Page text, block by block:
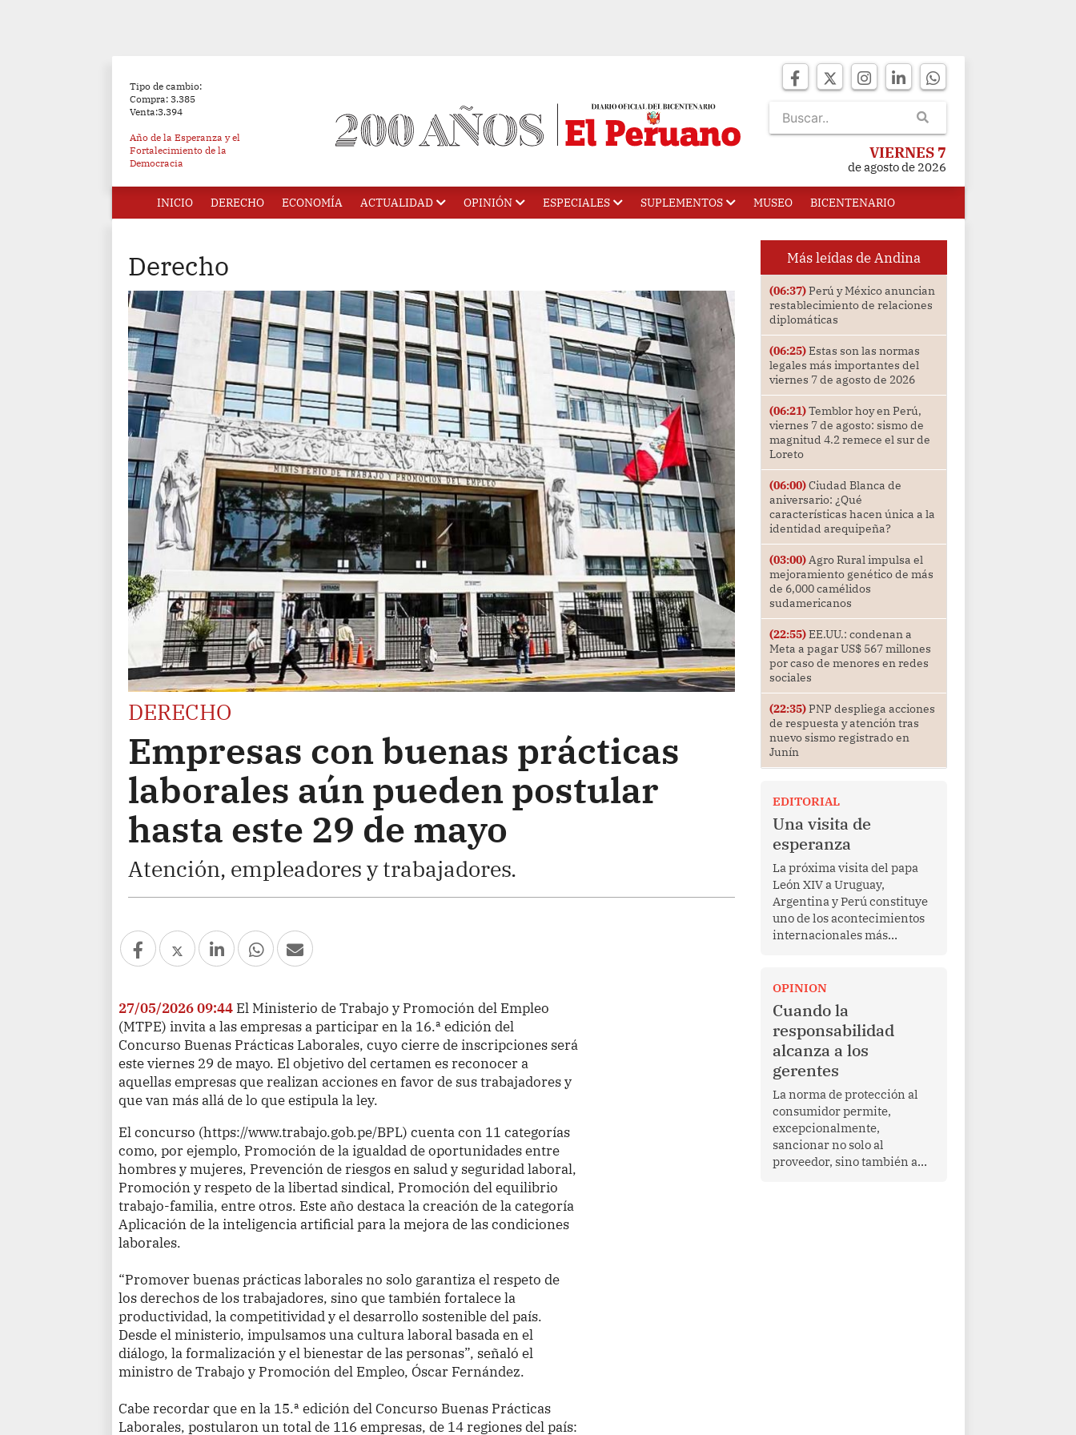
Tipo de cambio:
Compra: 3.385
Venta:3.394
Año de la Esperanza y el
Fortalecimiento de la
Democracia
VIERNES 7
de agosto de 2026
INICIO DERECHO ECONOMÍA ACTUALIDAD OPINIÓN ESPECIALES SUPLEMENTOS MUSEO BICENTENARIO
Derecho
DERECHO
Empresas con buenas prácticas
laborales aún pueden postular
hasta este 29 de mayo
Atención, empleadores y trabajadores.
27/05/2026 09:44 El Ministerio de Trabajo y Promoción del Empleo
(MTPE) invita a las empresas a participar en la 16.ª edición del
Concurso Buenas Prácticas Laborales, cuyo cierre de inscripciones será
este viernes 29 de mayo. El objetivo del certamen es reconocer a
aquellas empresas que realizan acciones en favor de sus trabajadores y
que van más allá de lo que estipula la ley.
El concurso (https://www.trabajo.gob.pe/BPL) cuenta con 11 categorías
como, por ejemplo, Promoción de la igualdad de oportunidades entre
hombres y mujeres, Prevención de riesgos en salud y seguridad laboral,
Promoción y respeto de la libertad sindical, Promoción del equilibrio
trabajo-familia, entre otros. Este año destaca la creación de la categoría
Aplicación de la inteligencia artificial para la mejora de las condiciones
laborales.
“Promover buenas prácticas laborales no solo garantiza el respeto de
los derechos de los trabajadores, sino que también fortalece la
productividad, la competitividad y el desarrollo sostenible del país.
Desde el ministerio, impulsamos una cultura laboral basada en el
diálogo, la formalización y el bienestar de las personas”, señaló el
ministro de Trabajo y Promoción del Empleo, Óscar Fernández.
Cabe recordar que en la 15.ª edición del Concurso Buenas Prácticas
Laborales, postularon un total de 116 empresas, de 14 regiones del país:
Más leídas de Andina
(06:37)Perú y México anuncian
restablecimiento de relaciones
diplomáticas
(06:25)Estas son las normas
legales más importantes del
viernes 7 de agosto de 2026
(06:21)Temblor hoy en Perú,
viernes 7 de agosto: sismo de
magnitud 4.2 remece el sur de
Loreto
(06:00)Ciudad Blanca de
aniversario: ¿Qué
características hacen única a la
identidad arequipeña?
(03:00)Agro Rural impulsa el
mejoramiento genético de más
de 6,000 camélidos
sudamericanos
(22:55)EE.UU.: condenan a
Meta a pagar US$ 567 millones
por caso de menores en redes
sociales
(22:35)PNP despliega acciones
de respuesta y atención tras
nuevo sismo registrado en
Junín
EDITORIAL
Una visita de
esperanza
La próxima visita del papa
León XIV a Uruguay,
Argentina y Perú constituye
uno de los acontecimientos
internacionales más
Más allá de su dimensión
religiosa, esta gira
representa una oportunidad
para reafirmar el valor del
diálogo, fortalecer los
vínculos entre los pueblos y
proyectar una imagen de
cooperación en una región
que enfrenta desafíos en
materia de desarrollo,
cohesión social y
gobernabilidad.
OPINION
Cuando la
responsabilidad
alcanza a los
gerentes
La norma de protección al
consumidor permite,
excepcionalmente,
sancionar no solo al
proveedor, sino también a